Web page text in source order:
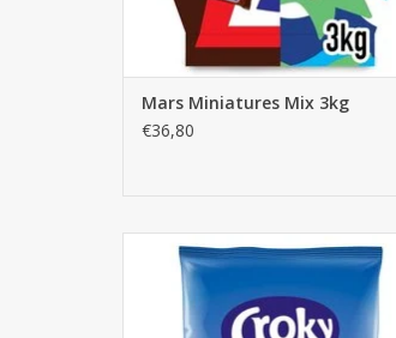
Mars Miniatures Mix 3kg
€36,80
Croky Chips Paprika 40g x 20st.
TOEVOEGEN AAN WINKELWAGEN